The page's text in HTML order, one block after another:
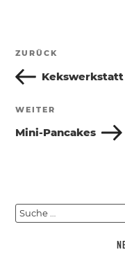
Vorheriger
Beitrag
ZURÜCK
Kekswerkstatt
Nächster
Beitrag
WEITER
Mini-Pancakes
Suche